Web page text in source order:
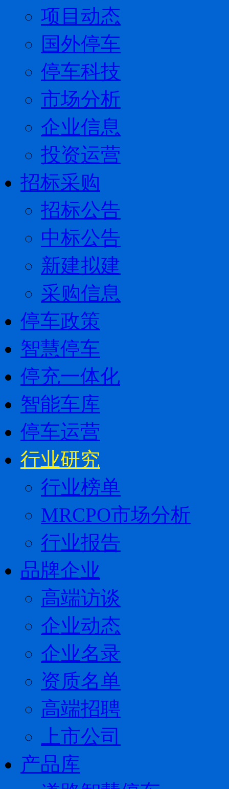
项目动态
国外停车
停车科技
市场分析
企业信息
投资运营
招标采购
招标公告
中标公告
新建拟建
采购信息
停车政策
智慧停车
停充一体化
智能车库
停车运营
行业研究
行业榜单
MRCPO市场分析
行业报告
品牌企业
高端访谈
企业动态
企业名录
资质名单
高端招聘
上市公司
产品库